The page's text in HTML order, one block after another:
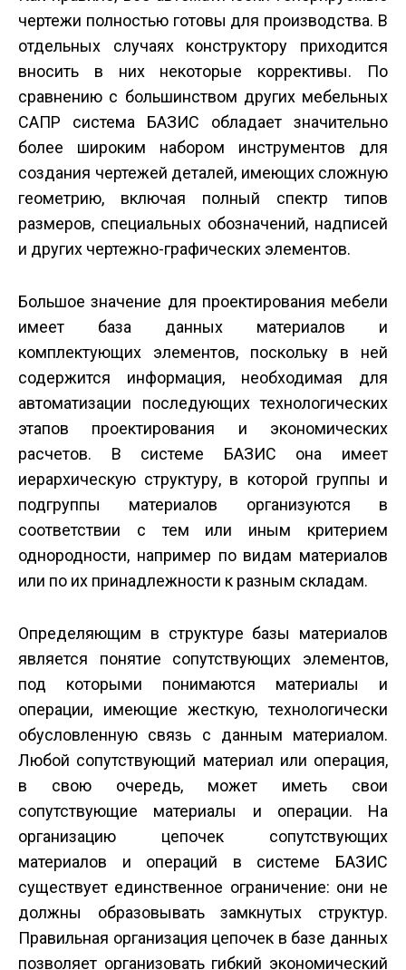
чертежи полностью готовы для производства. В
отдельных случаях конструктору приходится
вносить в них некоторые коррективы. По
сравнению с большинством других мебельных
САПР система БАЗИС обладает значительно
более широким набором инструментов для
создания чертежей деталей, имеющих сложную
геометрию, включая полный спектр типов
размеров, специальных обозначений, надписей
и других чертежно-графических элементов.
Большое значение для проектирования мебели
имеет база данных материалов и
комплектующих элементов, поскольку в ней
содержится информация, необходимая для
автоматизации последующих технологических
этапов проектирования и экономических
расчетов. В системе БАЗИС она имеет
иерархическую структуру, в которой группы и
подгруппы материалов организуются в
соответствии с тем или иным критерием
однородности, например по видам материалов
или по их принадлежности к разным складам.
Определяющим в структуре базы материалов
является понятие сопутствующих элементов,
под которыми понимаются материалы и
операции, имеющие жесткую, технологически
обусловленную связь с данным материалом.
Любой сопутствующий материал или операция,
в свою очередь, может иметь свои
сопутствующие материалы и операции. На
организацию цепочек сопутствующих
материалов и операций в системе БАЗИС
существует единственное ограничение: они не
должны образовывать замкнутых структур.
Правильная организация цепочек в базе данных
позволяет организовать гибкий экономический